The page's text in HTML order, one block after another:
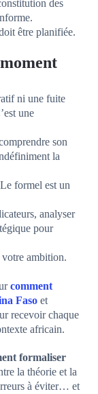
des
être planifiée.
ni une fuite
une
son
la
formel est un
analyser
pour
votre ambition.
comment
Faso et
recevoir chaque
africain.
formaliser
la théorie et la
à éviter… et